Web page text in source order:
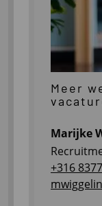
Meer
Marijke
+316